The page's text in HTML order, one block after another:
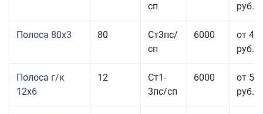
сп
руб.
Полоса 80x3 80
Ст3пс/
сп
6000
от 47
руб.
Полоса г/к
12x6
12
Ст1-
3пс/сп
6000
от 52
руб.